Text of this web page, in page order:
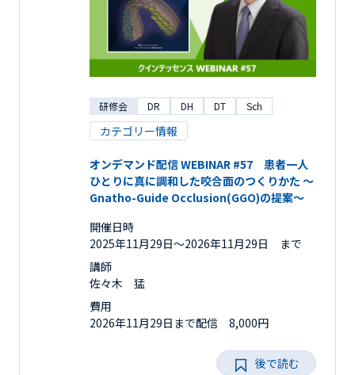
研修会 DR DH DT Sch
カテゴリー情報
オンデマンド配信 WEBINAR #57 患者一人
ひとりに真に調和した咬合面のつくりかた ～
Gnatho-Guide Occlusion(GGO)の提案～
開催日時
2025年11月29日〜2026年11月29日 まで
講師
佐々木 猛
費用
2026年11月29日まで配信 8,000円
後で読む